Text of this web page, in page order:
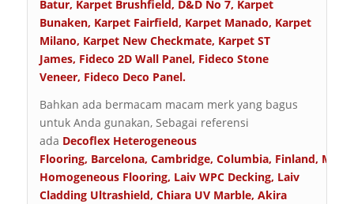
Batur, Karpet Brushfield, D&D No 7, Karpet
Bunaken, Karpet Fairfield, Karpet Manado, Karpet
Milano, Karpet New Checkmate, Karpet ST
James, Fideco 2D Wall Panel, Fideco Stone
Veneer, Fideco Deco Panel.
Bahkan ada bermacam macam merk yang bagus
untuk Anda gunakan, Sebagai referensi
ada Decoflex Heterogeneous
Flooring, Barcelona, Cambridge, Columbia, Finland, Malta
Homogeneous Flooring, Laiv WPC Decking, Laiv
Cladding Ultrashield, Chiara UV Marble, Akira